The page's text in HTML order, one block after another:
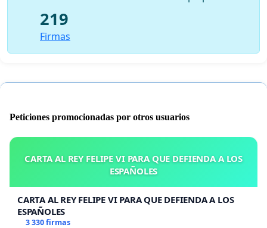
219
Firmas
Peticiones promocionadas por otros usuarios
CARTA AL REY FELIPE VI PARA QUE DEFIENDA A LOS
ESPAÑOLES
CARTA AL REY FELIPE VI PARA QUE DEFIENDA A LOS
ESPAÑOLES
3 330 firmas